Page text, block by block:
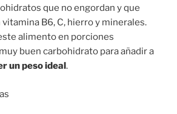
que no engordan y que
B6, C, hierro y minerales.
alimento en porciones
buen carbohidrato para añadir a
un peso ideal.